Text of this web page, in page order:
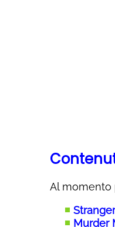
Al momento
Murder